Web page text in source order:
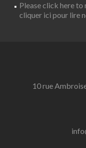
Please click here
cliquer ici pour lire
10 rue